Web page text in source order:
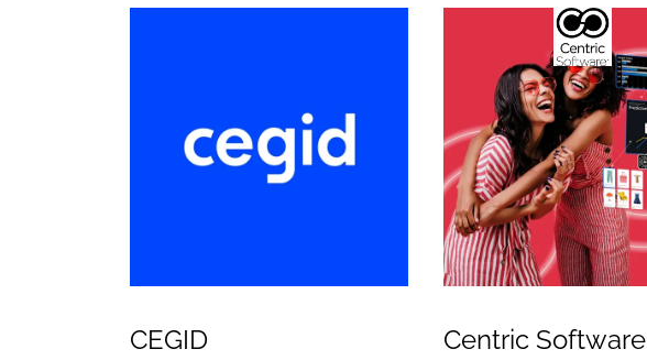
CEGID
Centric Software